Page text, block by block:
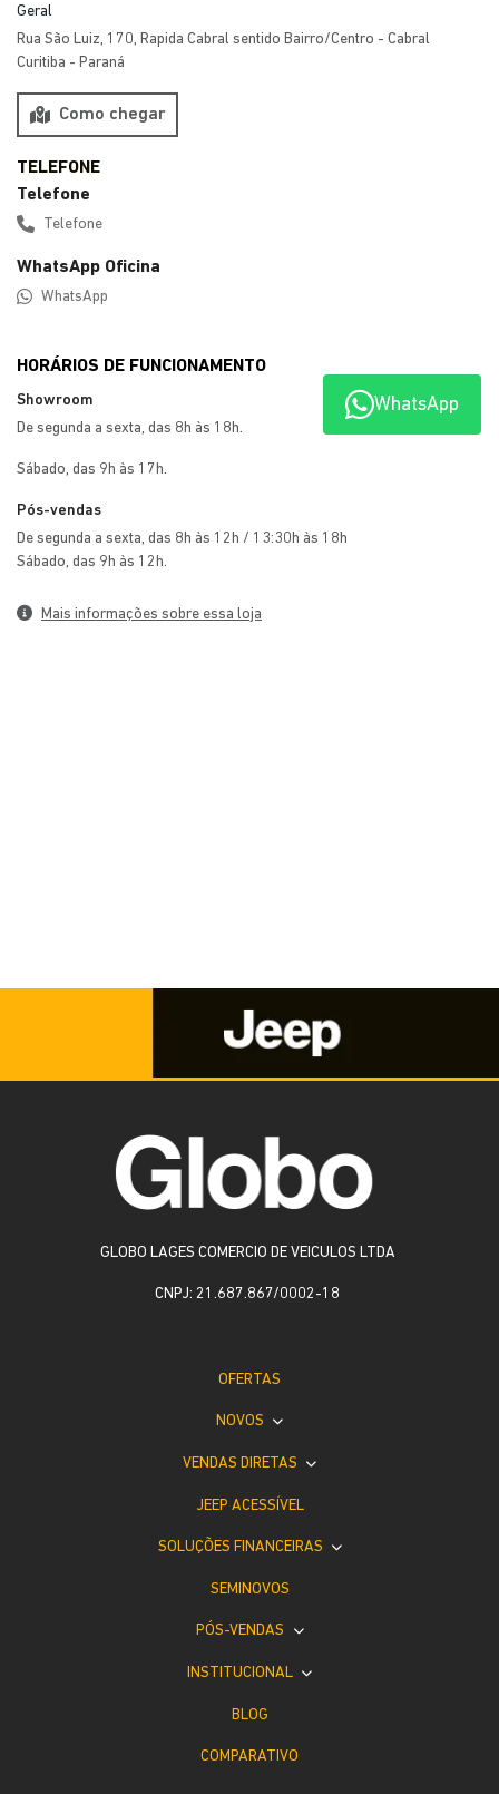
Geral
Rua São Luiz, 170, Rapida Cabral sentido Bairro/Centro - Cabral
Curitiba - Paraná
Como chegar
Telefone
Telefone
WhatsApp Oficina
WhatsApp
HORÁRIOS DE FUNCIONAMENTO
Showroom
De segunda a sexta, das 8h às 18h.
Sábado, das 9h às 17h.
Pós-vendas
De segunda a sexta, das 8h às 12h / 13:30h às 18h
Sábado, das 9h às 12h.
Mais informações sobre essa loja
WhatsApp
GLOBO LAGES COMERCIO DE VEICULOS LTDA
CNPJ: 21.687.867/0002-18
OFERTAS
NOVOS
VENDAS DIRETAS
JEEP ACESSÍVEL
SOLUÇÕES FINANCEIRAS
SEMINOVOS
PÓS-VENDAS
INSTITUCIONAL
BLOG
COMPARATIVO